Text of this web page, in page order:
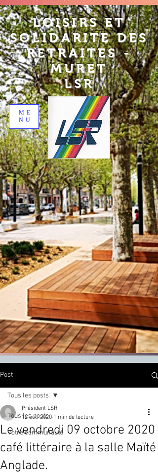
LOISIRS ET
SOLIDARITE DES
RETRAITES -
MURET
LSR
ME
NU
Post
Tous les posts
Votre communauté
Tous les posts
Le vendredi 09 octobre 2020
café littéraire à la salle Maïté
Anglade.
Président LSR
12 oct. 2020 1 min de lecture